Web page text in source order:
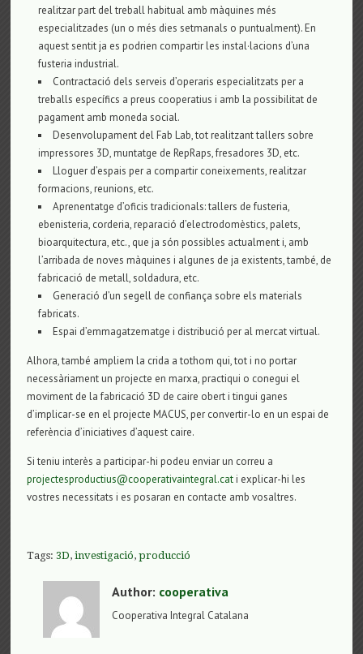
realitzar part del treball habitual amb màquines més
especialitzades (un o més dies setmanals o puntualment). En
aquest sentit ja es podrien compartir les instal·lacions d’una
fusteria industrial.
Contractació dels serveis d’operaris especialitzats per a
treballs específics a preus cooperatius i amb la possibilitat de
pagament amb moneda social.
Desenvolupament del Fab Lab, tot realitzant tallers sobre
impressores 3D, muntatge de RepRaps, fresadores 3D, etc.
Lloguer d’espais per a compartir coneixements, realitzar
formacions, reunions, etc.
Aprenentatge d’oficis tradicionals: tallers de fusteria,
ebenisteria, corderia, reparació d’electrodomèstics, palets,
bioarquitectura, etc., que ja són possibles actualment i, amb
l’arribada de noves màquines i algunes de ja existents, també, de
fabricació de metall, soldadura, etc.
Generació d’un segell de confiança sobre els materials
fabricats.
Espai d’emmagatzematge i distribució per al mercat virtual.
Alhora, també ampliem la crida a tothom qui, tot i no portar
necessàriament un projecte en marxa, practiqui o conegui el
moviment de la fabricació 3D de caire obert i tingui ganes
d’implicar-se en el projecte MACUS, per convertir-lo en un espai de
referència d’iniciatives d’aquest caire.
Siteniu interès a participar-hi podeu enviar un correu a
projectesproductius@cooperativaintegral.cat i explicar-hi les
vostres necessitats i es posaran en contacte amb vosaltres.
Tags:3D,investigació,producció
Author: cooperativa
Cooperativa Integral Catalana